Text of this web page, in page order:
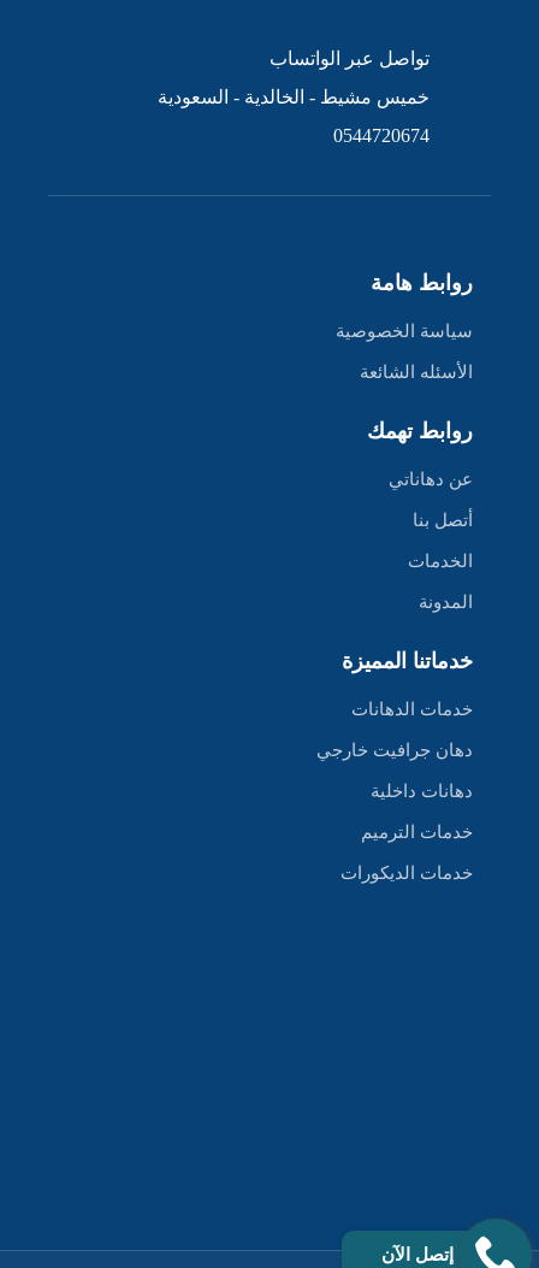
تواصل عبر الواتساب
خميس مشيط - الخالدية - السعودية
0544720674
روابط هامة
سياسة الخصوصية
الأسئله الشائعة
روابط تهمك
عن دهاناتي
أتصل بنا
الخدمات
المدونة
خدماتنا المميزة
خدمات الدهانات
دهان جرافيت خارجي
دهانات داخلية
خدمات الترميم
خدمات الديكورات
إتصل الآن